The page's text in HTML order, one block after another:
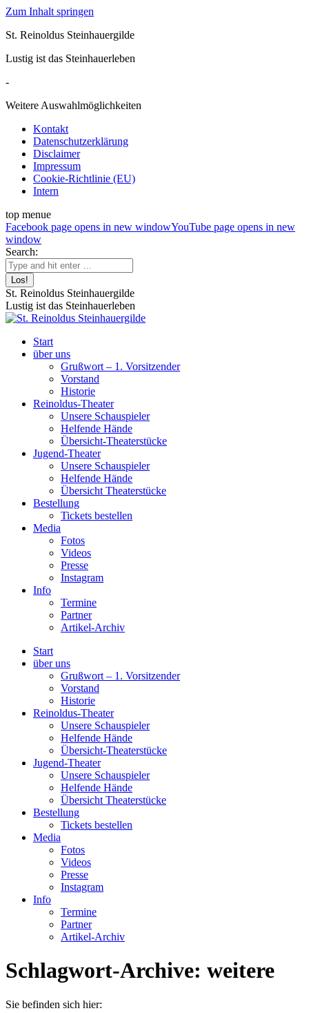
Zum Inhalt springen
St. Reinoldus Steinhauergilde
Lustig ist das Steinhauerleben
-
Weitere Auswahlmöglichkeiten
Kontakt
Datenschutzerklärung
Disclaimer
Impressum
Cookie-Richtlinie (EU)
Intern
top menue
Facebook page opens in new windowYouTube page opens in new
window
Search:
St. Reinoldus Steinhauergilde
Lustig ist das Steinhauerleben
Start
über uns
Grußwort – 1. Vorsitzender
Vorstand
Historie
Reinoldus-Theater
Unsere Schauspieler
Helfende Hände
Übersicht-Theaterstücke
Jugend-Theater
Unsere Schauspieler
Helfende Hände
Übersicht Theaterstücke
Bestellung
Tickets bestellen
Media
Fotos
Videos
Presse
Instagram
Info
Termine
Partner
Artikel-Archiv
Start
über uns
Grußwort – 1. Vorsitzender
Vorstand
Historie
Reinoldus-Theater
Unsere Schauspieler
Helfende Hände
Übersicht-Theaterstücke
Jugend-Theater
Unsere Schauspieler
Helfende Hände
Übersicht Theaterstücke
Bestellung
Tickets bestellen
Media
Fotos
Videos
Presse
Instagram
Info
Termine
Partner
Artikel-Archiv
Schlagwort-Archive: weitere
Sie befinden sich hier: